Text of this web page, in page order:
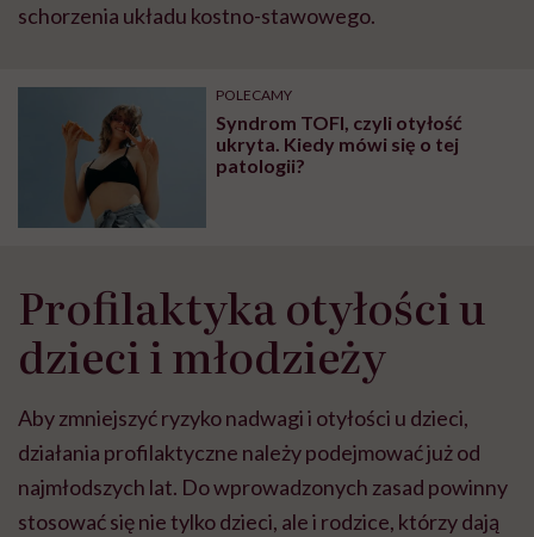
schorzenia układu kostno-stawowego.
POLECAMY
Syndrom TOFI, czyli otyłość
ukryta. Kiedy mówi się o tej
patologii?
Profilaktyka otyłości u
dzieci i młodzieży
Aby zmniejszyć ryzyko nadwagi i otyłości u dzieci,
działania profilaktyczne należy podejmować już od
najmłodszych lat. Do wprowadzonych zasad powinny
stosować się nie tylko dzieci, ale i rodzice, którzy dają